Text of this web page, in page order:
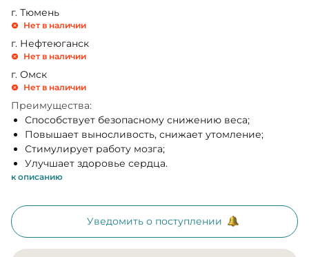
г. Тюмень
Нет в наличии
г. Нефтеюганск
Нет в наличии
г. Омск
Нет в наличии
Преимущества:
Способствует безопасному снижению веса;
Повышает выносливость, снижает утомление;
Стимулирует работу мозга;
Улучшает здоровье сердца.
к описанию
Уведомить о поступлении